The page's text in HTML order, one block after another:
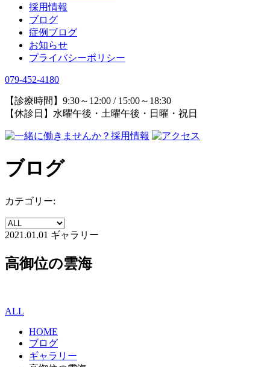
採用情報
ブログ
症例ブログ
お知らせ
プライバシーポリシー
079-452-4180
【診療時間】9:30～12:00 / 15:00～18:30
【休診日】水曜午後・土曜午後・日曜・祝日
ブログ
カテゴリー:
2021.01.01 ギャラリー
高御位の雲海
ALL
HOME
ブログ
ギャラリー